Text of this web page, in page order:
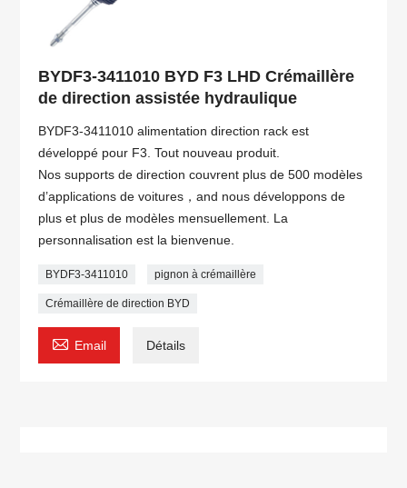
BYDF3-3411010 BYD F3 LHD Crémaillère
de direction assistée hydraulique
BYDF3-3411010 alimentation direction rack est
développé pour F3. Tout nouveau produit.
Nos supports de direction couvrent plus de 500 modèles
d’applications de voitures，and nous développons de
plus et plus de modèles mensuellement. La
personnalisation est la bienvenue.
BYDF3-3411010 pignon à crémaillère
Crémaillère de direction BYD
 Email Détails